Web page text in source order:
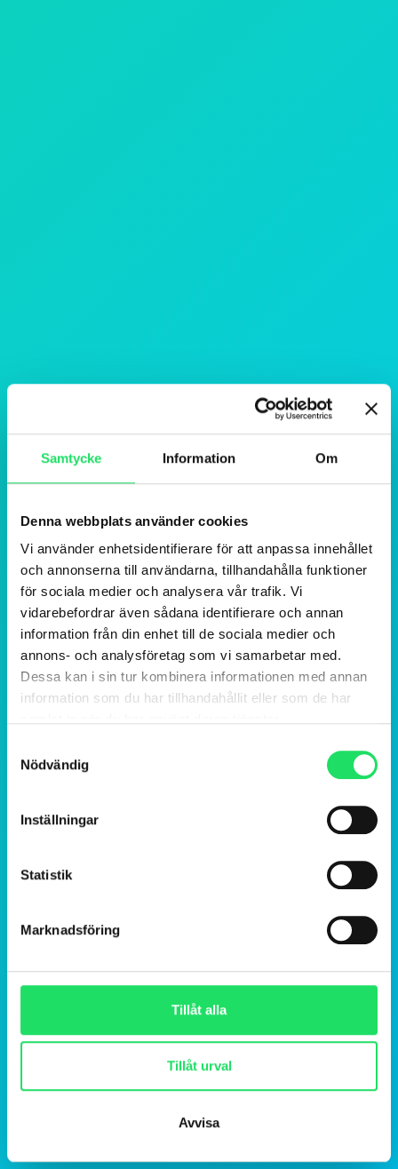
Samtycke Information Om
Denna webbplats använder cookies
Vi använder enhetsidentifierare för att anpassa innehållet
och annonserna till användarna, tillhandahålla funktioner
för sociala medier och analysera vår trafik. Vi
vidarebefordrar även sådana identifierare och annan
information från din enhet till de sociala medier och
annons- och analysföretag som vi samarbetar med.
Dessa kan i sin tur kombinera informationen med annan
information som du har tillhandahållit eller som de har
Nödvändig
Inställningar
Statistik
Marknadsföring
Tillåt alla
Tillåt urval
Avvisa